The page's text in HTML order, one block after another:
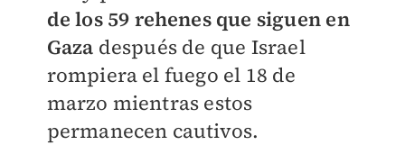
de los 59 rehenes que siguen en
Gaza después de que Israel
rompiera el fuego el 18 de
marzo mientras estos
permanecen cautivos.